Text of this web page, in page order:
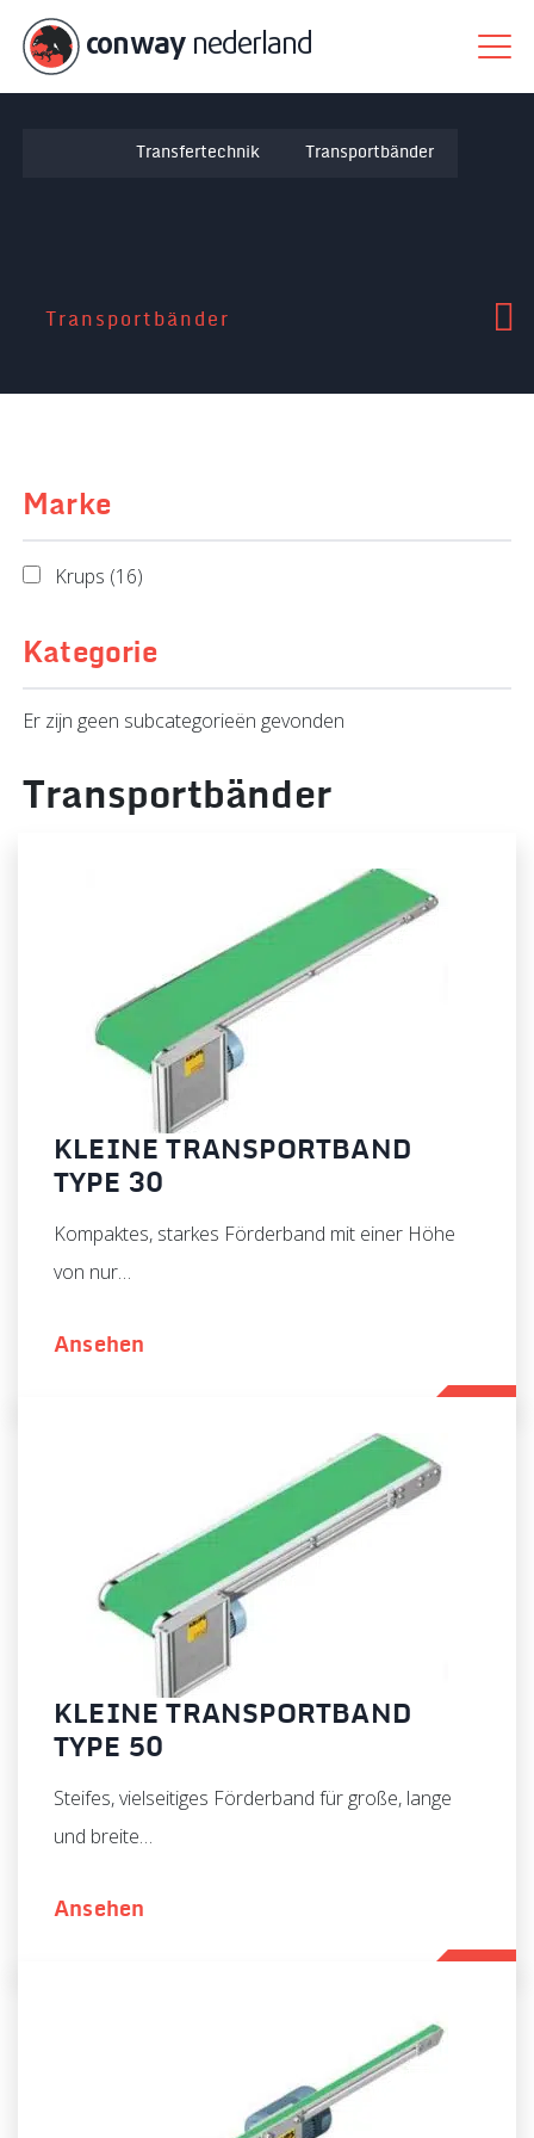
conwaynederland
Transfertechnik Transportbänder
Transportbänder
Marke
Krups (16)
Kategorie
Er zijn geen subcategorieën gevonden
Transportbänder
KLEINE TRANSPORTBAND
TYPE 30
Kompaktes, starkes Förderband mit einer Höhe
von nur…
Ansehen
KLEINE TRANSPORTBAND
TYPE 50
Steifes, vielseitiges Förderband für große, lange
und breite…
Ansehen